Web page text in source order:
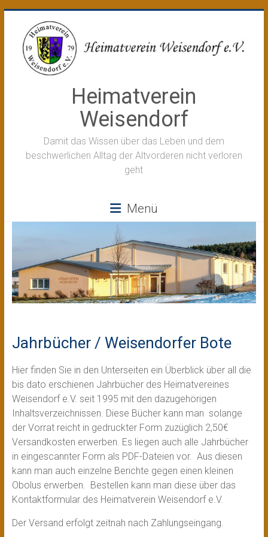
springen
Heimatverein
Weisendorf
Damit das Wissen über das Leben und dem
beschwerlichen Alltag der Altvorderen nicht verloren
geht
Menü
Jahrbücher / Weisendorfer Bote
Hier finden Sie in den Unterseiten ein Überblick über all die
bis dato erschienen Jahrbücher des Heimatvereines
Weisendorf e.V. seit 1995 mit den dazugehörigen
Inhaltsverzeichnissen. Diese Bücher kann man solange
der Vorrat reicht in gedruckter Form zuzüglich 2,50€
Versandkosten erwerben. Es liegen auch alle Jahrbücher
in eingescannter Form als PDF-Dateien vor. Aus diesen
kann man auch einzelne Berichte gegen einen kleinen
Obolus erwerben. Bestellen kann man diese über das
Kontaktformular des Heimatverein Weisendorf e.V.
Der Versand erfolgt zeitnah nach Zahlungseingang.